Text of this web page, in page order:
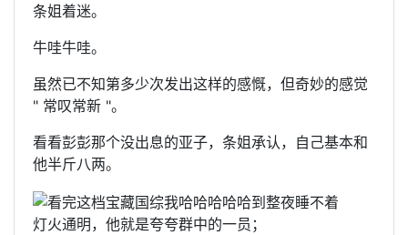
条姐着迷。
牛哇牛哇。
虽然已不知第多少次发出这样的感慨，但奇妙的感觉
" 常叹常新 "。
看看彭彭那个没出息的亚子，条姐承认，自己基本和
他半斤八两。
灯火通明，他就是夸夸群中的一员；